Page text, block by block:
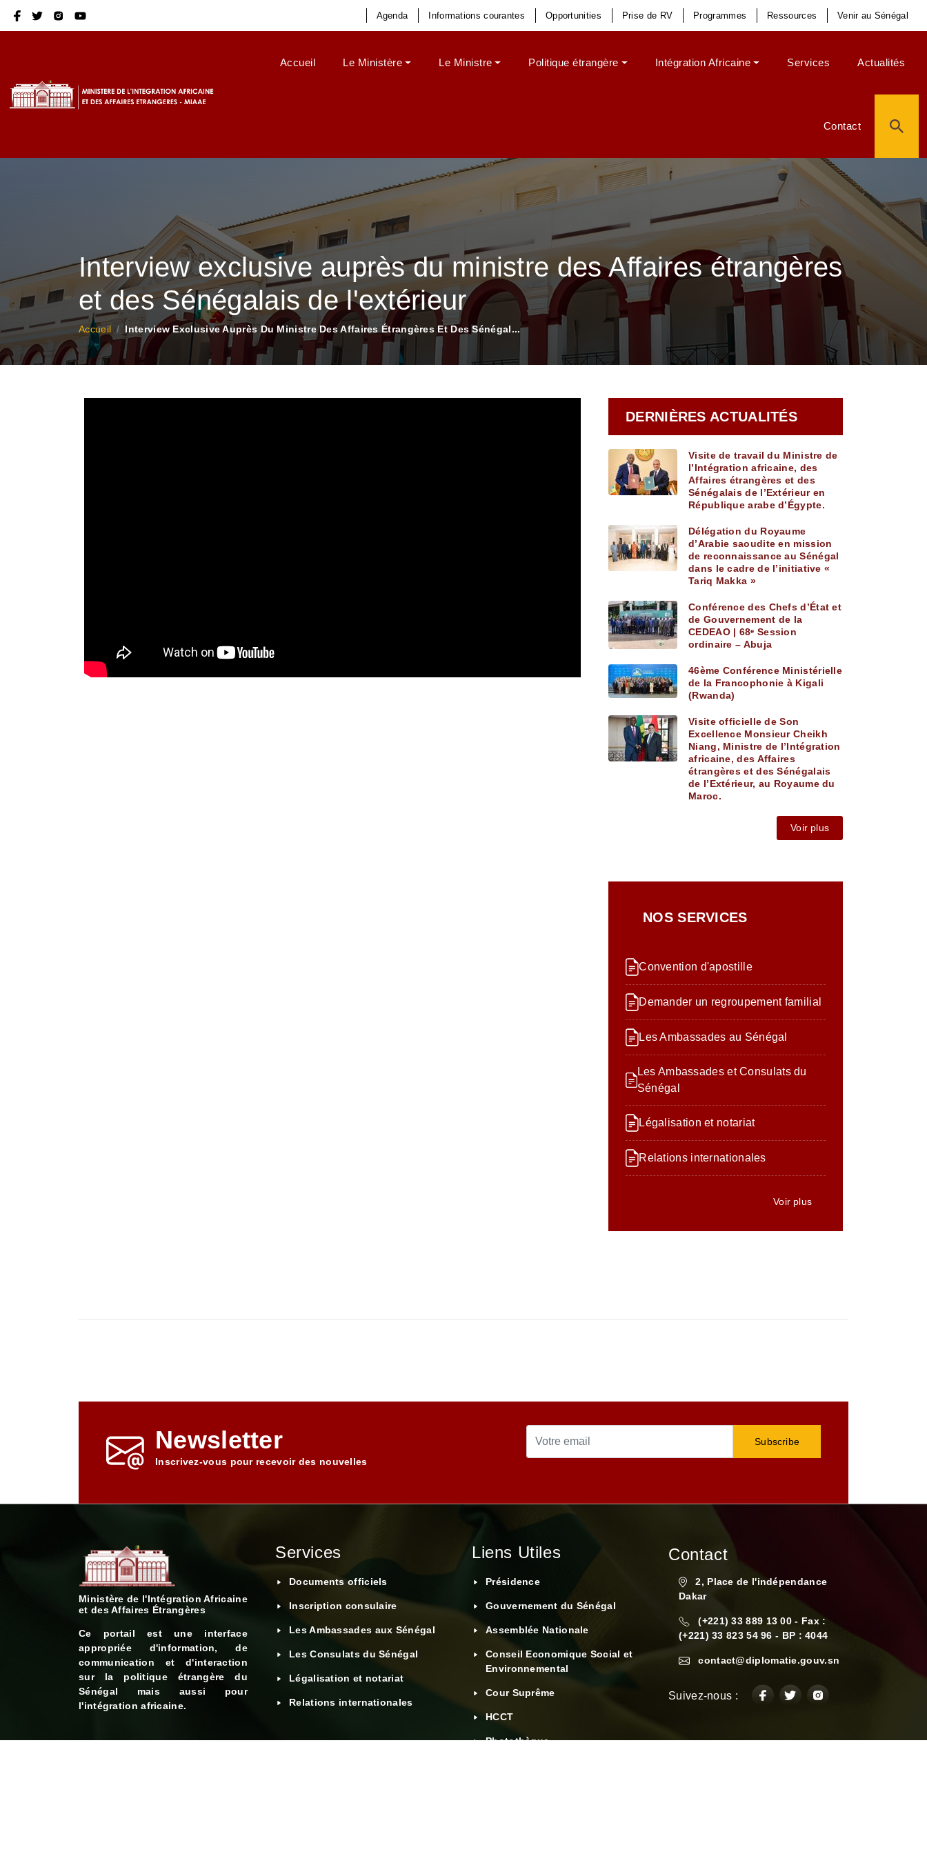
Menu top bar
Agenda Informations courantes Opportunities Prise de RV Programmes Ressources Venir au Sénégal
Accueil Le Ministère Le Ministre Politique étrangère Intégration Africaine Services Actualités
Contact
Interview exclusive auprès du ministre des Affaires étrangères
et des Sénégalais de l'extérieur
Fil d'Ariane
Accueil Interview Exclusive Auprès Du Ministre Des Affaires Étrangères Et Des Sénégal...
DERNIÈRES ACTUALITÉS
Visite de travail du Ministre de
l’Intégration africaine, des
Affaires étrangères et des
Sénégalais de l’Extérieur en
République arabe d’Égypte.
Délégation du Royaume
d’Arabie saoudite en mission
de reconnaissance au Sénégal
dans le cadre de l’initiative «
Tariq Makka »
Conférence des Chefs d’État et
de Gouvernement de la
CEDEAO | 68ᵉ Session
ordinaire – Abuja
46ème Conférence Ministérielle
de la Francophonie à Kigali
(Rwanda)
Visite officielle de Son
Excellence Monsieur Cheikh
Niang, Ministre de l’Intégration
africaine, des Affaires
étrangères et des Sénégalais
de l’Extérieur, au Royaume du
Maroc.
Voir plus
NOS SERVICES
Convention d'apostille
Demander un regroupement familial
Les Ambassades au Sénégal
Les Ambassades et Consulats du
Sénégal
Légalisation et notariat
Relations internationales
Voir plus
Newsletter
Inscrivez-vous pour recevoir des nouvelles
Ministère de l'Intégration Africaine
et des Affaires Étrangères
Ce portail est une interface
appropriée d'information, de
communication et d'interaction
sur la politique étrangère du
Sénégal mais aussi pour
l'intégration africaine.
Services
Documents officiels
Inscription consulaire
Les Ambassades aux Sénégal
Les Consulats du Sénégal
Légalisation et notariat
Relations internationales
Liens Utiles
Présidence
Gouvernement du Sénégal
Assemblée Nationale
Conseil Economique Social et
Environnemental
Cour Suprême
HCCT
Photothèque
Contact
2, Place de l'indépendance
Dakar
(+221) 33 889 13 00 - Fax :
(+221) 33 823 54 96 - BP : 4044
contact@diplomatie.gouv.sn
Suivez-nous :